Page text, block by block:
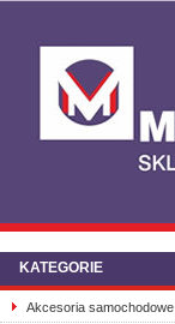
KATEGORIE
Akcesoria samochodowe